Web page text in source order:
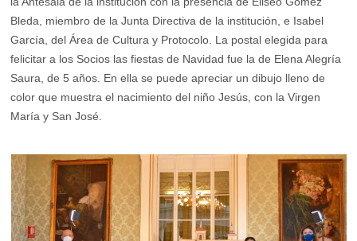
Bleda, miembro de la Junta Directiva de la institución, e Isabel
García, del Área de Cultura y Protocolo. La postal elegida para
felicitar a los Socios las fiestas de Navidad fue la de Elena Alegría
Saura, de 5 años. En ella se puede apreciar un dibujo lleno de
color que muestra el nacimiento del niño Jesús, con la Virgen
María y San José.